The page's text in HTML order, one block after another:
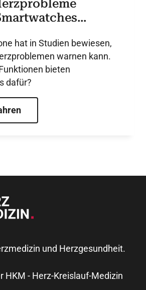
hat in Studien bewiesen,
warnen kann.
bieten
dafür?
und Herzgesundheit.
HKM - Herz-Kreislauf-Medizin